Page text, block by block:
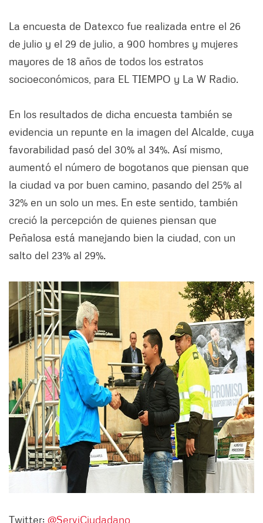
La encuesta de Datexco fue realizada entre el 26
de julio y el 29 de julio, a 900 hombres y mujeres
mayores de 18 años de todos los estratos
socioeconómicos, para EL TIEMPO y La W Radio.
En los resultados de dicha encuesta también se
evidencia un repunte en la imagen del Alcalde, cuya
favorabilidad pasó del 30% al 34%. Así mismo,
aumentó el número de bogotanos que piensan que
la ciudad va por buen camino, pasando del 25% al
32% en un solo un mes. En este sentido, también
creció la percepción de quienes piensan que
Peñalosa está manejando bien la ciudad, con un
salto del 23% al 29%.
Twitter: @ServiCiudadano